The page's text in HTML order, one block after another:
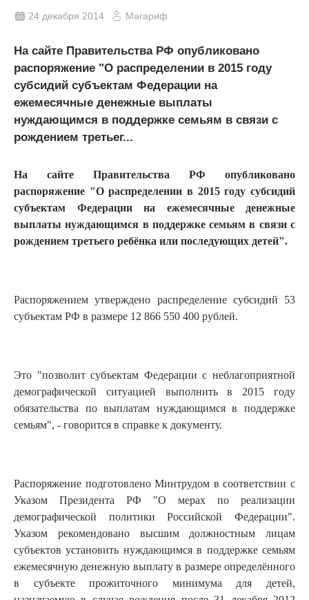
24 декабря 2014 Мәгариф
На сайте Правительства РФ опубликовано
распоряжение "О распределении в 2015 году
субсидий субъектам Федерации на
ежемесячные денежные выплаты
нуждающимся в поддержке семьям в связи с
рождением третьег...
На сайте Правительства РФ опубликовано
распоряжение "О распределении в 2015 году субсидий
субъектам Федерации на ежемесячные денежные
выплаты нуждающимся в поддержке семьям в связи с
рождением третьего ребёнка или последующих детей".
Распоряжением утверждено распределение субсидий 53
субъектам РФ в размере 12 866 550 400 рублей.
Это "позволит субъектам Федерации с неблагоприятной
демографической ситуацией выполнить в 2015 году
обязательства по выплатам нуждающимся в поддержке
семьям", - говорится в справке к документу.
Распоряжение подготовлено Минтрудом в соответствии с
Указом Президента РФ "О мерах по реализации
демографической политики Российской Федерации".
Указом рекомендовано высшим должностным лицам
субъектов установить нуждающимся в поддержке семьям
ежемесячную денежную выплату в размере определённого
в субъекте прожиточного минимума для детей,